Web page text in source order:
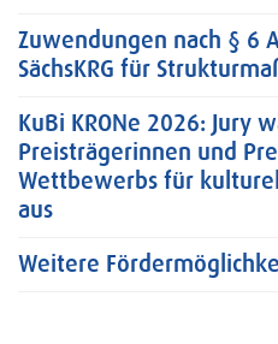
Zuwendungen nach § 6
SächsKRG für
KuBi KRONe 2026: Jury
Preisträgerinnen und
Wettbewerbs für
aus
Weitere